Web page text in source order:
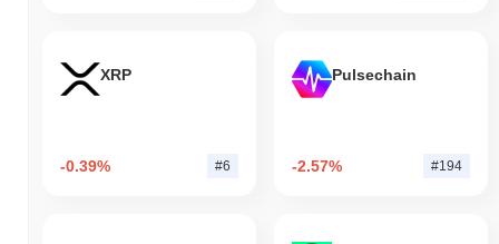
XRP
-0.39% #6
Pulsechain
-2.57% #194